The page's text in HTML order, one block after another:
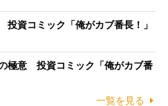
資コミック「俺がカブ番長！」
極意 投資コミック「俺がカブ番
一覧を見る